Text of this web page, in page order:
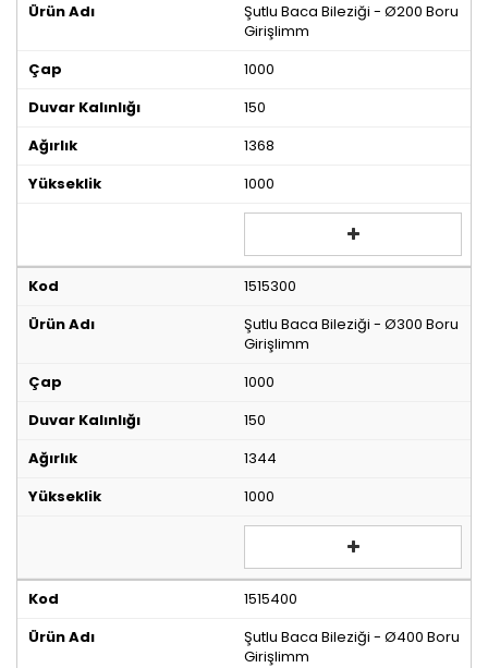
Şutlu Baca Bileziği - Ø200 Boru
Girişlimm
1000
150
1368
1000
1515300
Şutlu Baca Bileziği - Ø300 Boru
Girişlimm
1000
150
1344
1000
1515400
Şutlu Baca Bileziği - Ø400 Boru
Girişlimm